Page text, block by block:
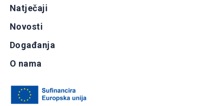
Natječaji
Novosti
Događanja
O nama